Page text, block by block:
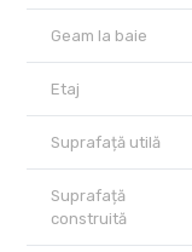
Geam la baie
Etaj
Suprafață utilă
Suprafață
construită